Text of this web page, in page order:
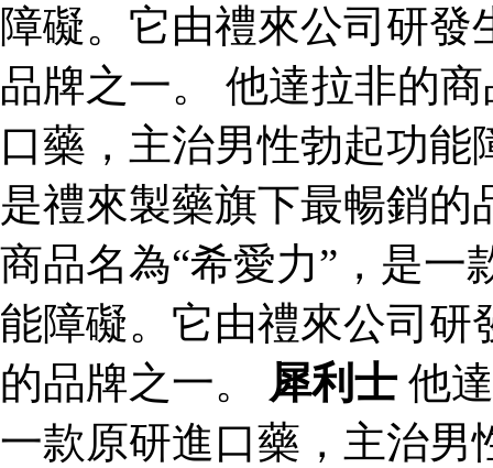
障礙。它由禮來公司研
品牌之一。 他達拉非的
口藥，主治男性勃起功
是禮來製藥旗下最暢銷
商品名為“希愛力”，是一
能障礙。它由禮來公司研
的品牌之一。 犀利士 他
一款原研進口藥，主治男